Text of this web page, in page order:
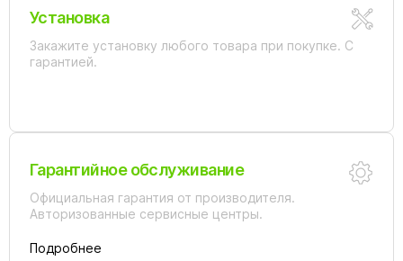
Установка
Закажите установку любого товара при покупке. С
гарантией.
Гарантийное обслуживание
Официальная гарантия от производителя.
Авторизованные сервисные центры.
Подробнее